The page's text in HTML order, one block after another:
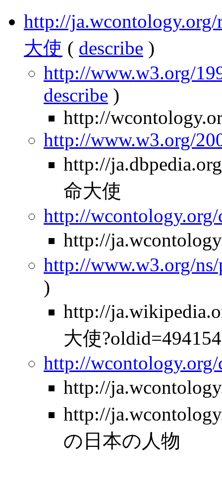
http://
大使 ( describe )
http://www.w3.org/
describe )
http://
http://www.w3.org/
http://
命大使
http://wcontology.org/
http://
http://www.w3.org/
)
http://
大使
http://wcontology.org/
http://
http://
の日本の人物